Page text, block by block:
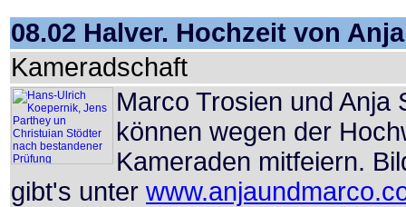
08.02 Halver. Hochzeit von
Kameradschaft
Marco Trosien und Anja
können wegen der
Kameraden mitfeiern.
gibt's unter